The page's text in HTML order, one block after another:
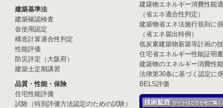
建築基準法
建築確認検査
仮使用認定
構造計算適合性判定
性能評価
防災評定（大阪府）
建築士定期講習
品質・性能・保険
住宅性能評価
試験（特別評価方法認定のための試験）
建築物エネルギー消費性能
（省エネ適合性判定）
建築物省エネ法施行規則に
（省エネ届出特例）
低炭素建築物新築等計画の
住宅省エネルギー性能証明
建築物のエネルギー消費性
法律第30条に基づく認定に
BELS評価